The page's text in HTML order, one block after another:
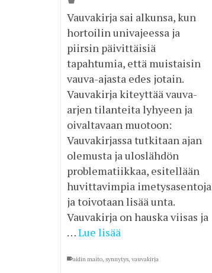
Vauvakirja sai alkunsa, kun
hortoilin univajeessa ja
piirsin päivittäisiä
tapahtumia, että muistaisin
vauva-ajasta edes jotain.
Vauvakirja kiteyttää vauva-
arjen tilanteita lyhyeen ja
oivaltavaan muotoon:
Vauvakirjassa tutkitaan ajan
olemusta ja uloslähdön
problematiikkaa, esitellään
huvittavimpia imetysasentoja
ja toivotaan lisää unta.
Vauvakirja on hauska viisas ja
…Lue lisää
aidin maito, synnytys, vauvakirja